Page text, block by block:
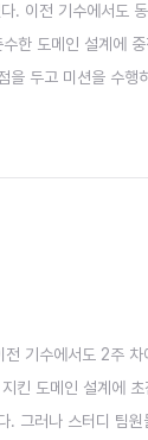
이전 기수에서도
메인 설계에 중
두고 미션을 수
기수에서도 2주
인 설계에 초점
그러나 스터디 팀